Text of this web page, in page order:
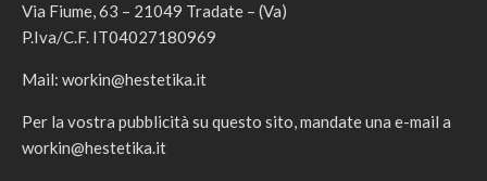
Via Fiume, 63 – 21049 Tradate – (Va)
P.Iva/C.F. IT04027180969
Mail: workin@hestetika.it
Per la vostra pubblicità su questo sito, mandate una e-mail a
workin@hestetika.it